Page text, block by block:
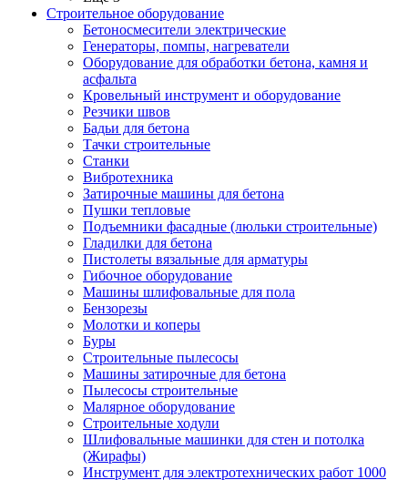
Строительное оборудование
Бетоносмесители электрические
Генераторы, помпы, нагреватели
Оборудование для обработки бетона, камня и
асфальта
Кровельный инструмент и оборудование
Резчики швов
Бадьи для бетона
Тачки строительные
Станки
Вибротехника
Затирочные машины для бетона
Пушки тепловые
Подъемники фасадные (люльки строительные)
Гладилки для бетона
Пистолеты вязальные для арматуры
Гибочное оборудование
Машины шлифовальные для пола
Бензорезы
Молотки и коперы
Буры
Строительные пылесосы
Машины затирочные для бетона
Пылесосы строительные
Малярное оборудование
Строительные ходули
Шлифовальные машинки для стен и потолка
(Жирафы)
Инструмент для электротехнических работ 1000